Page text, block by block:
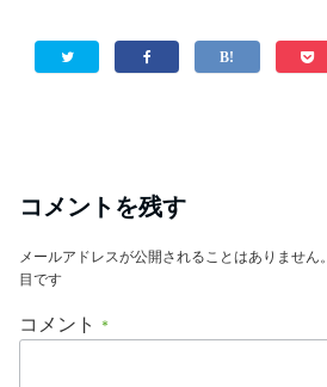
コメントを残す
メールアドレスが公開されることはありません。
目です
コメント *